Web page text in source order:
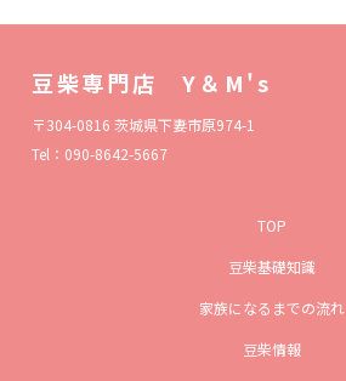
豆柴専門店 Y＆M's
〒304-0816 茨城県下妻市原974-1
Tel：090-8642-5667
TOP
豆柴基礎知識
家族になるまでの流れ
豆柴情報